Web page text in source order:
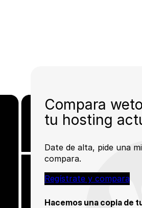
Compara
tu hosting
Date de alta, pide una
compara.
Regístrate y compara
Hacemos una copia de